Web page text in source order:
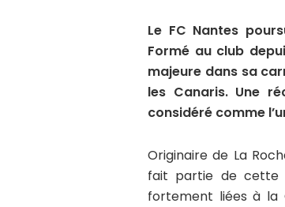
Le FC Nantes
Formé au club
majeure dans sa
les Canaris. Une
considéré comme
Originaire de La
fait partie de cette
fortement liées à la